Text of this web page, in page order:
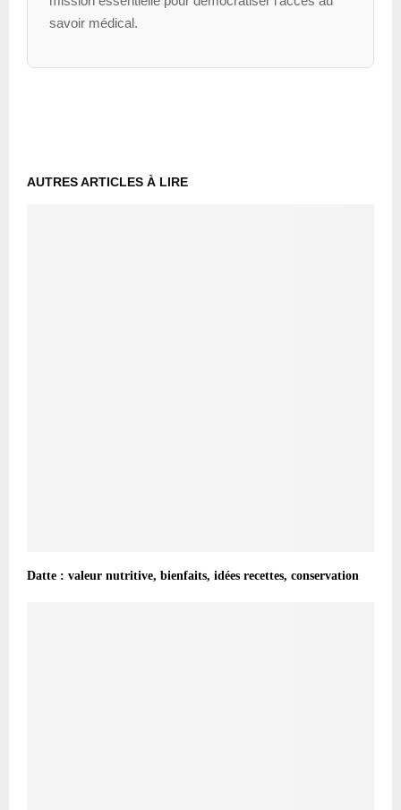
savoir médical.
AUTRES ARTICLES À LIRE
Datte : valeur nutritive, bienfaits, idées recettes, conservation